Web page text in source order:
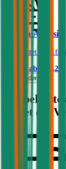
Toyota Avensis
Was kostet die
Prämie ab
€ 61,23
Mehr laden
Die
kostet die